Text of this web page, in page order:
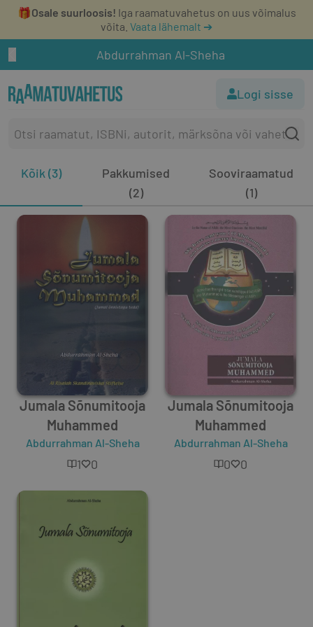
🎁Osale suurloosis! Iga raamatuvahetus on uus võimalus
võita. Vaata lähemalt ➔
Abdurrahman Al-Sheha
Logi sisse
Kõik (3)
Pakkumised
(2)
Sooviraamatud
(1)
Jumala Sõnumitooja
Muhammed
Abdurrahman Al-Sheha
1 0
Jumala Sõnumitooja
Muhammed
Abdurrahman Al-Sheha
0 0